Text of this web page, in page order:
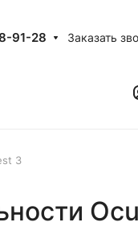
91-28 Заказать
3